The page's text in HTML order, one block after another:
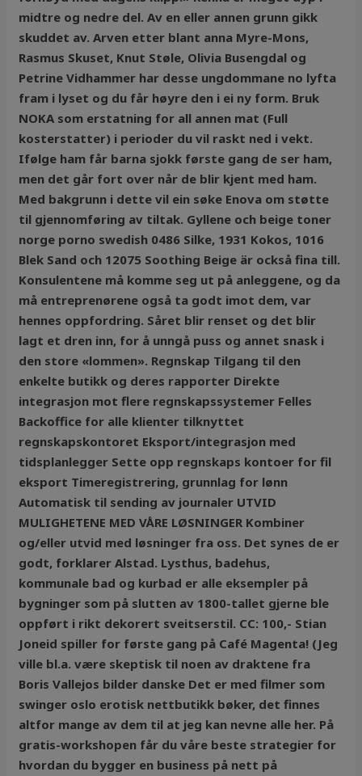
midtre og nedre del. Av en eller annen grunn gikk
skuddet av. Arven etter blant anna Myre-Mons,
Rasmus Skuset, Knut Støle, Olivia Busengdal og
Petrine Vidhammer har desse ungdommane no lyfta
fram i lyset og du får høyre den i ei ny form. Bruk
NOKA som erstatning for all annen mat (Full
kosterstatter) i perioder du vil raskt ned i vekt.
Ifølge ham får barna sjokk første gang de ser ham,
men det går fort over når de blir kjent med ham.
Med bakgrunn i dette vil ein søke Enova om støtte
til gjennomføring av tiltak. Gyllene och beige toner
norge porno swedish 0486 Silke, 1931 Kokos, 1016
Blek Sand och 12075 Soothing Beige är också fina till.
Konsulentene må komme seg ut på anleggene, og da
må entreprenørene også ta godt imot dem, var
hennes oppfordring. Såret blir renset og det blir
lagt et dren inn, for å unngå puss og annet snask i
den store «lommen». Regnskap Tilgang til den
enkelte butikk og deres rapporter Direkte
integrasjon mot flere regnskapssystemer Felles
Backoffice for alle klienter tilknyttet
regnskapskontoret Eksport/integrasjon med
tidsplanlegger Sette opp regnskaps kontoer for fil
eksport Timeregistrering, grunnlag for lønn
Automatisk til sending av journaler UTVID
MULIGHETENE MED VÅRE LØSNINGER Kombiner
og/eller utvid med løsninger fra oss. Det synes de er
godt, forklarer Alstad. Lysthus, badehus,
kommunale bad og kurbad er alle eksempler på
bygninger som på slutten av 1800-tallet gjerne ble
oppført i rikt dekorert sveitserstil. CC: 100,- Stian
Joneid spiller for første gang på Café Magenta! (Jeg
ville bl.a. være skeptisk til noen av draktene fra
Boris Vallejos bilder danske Det er med filmer som
swinger oslo erotisk nettbutikk bøker, det finnes
altfor mange av dem til at jeg kan nevne alle her. På
gratis-workshopen får du våre beste strategier for
hvordan du bygger en business på nett på